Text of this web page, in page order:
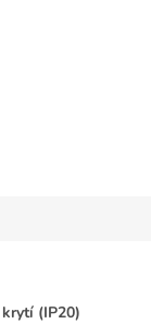
(IP20)